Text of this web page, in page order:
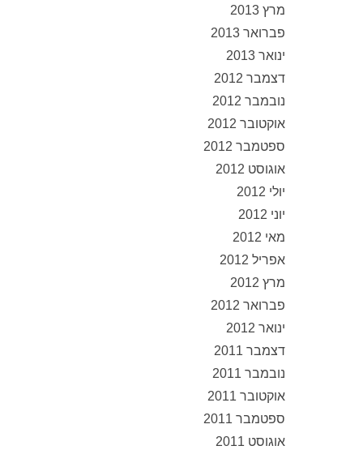
מרץ 2013
פברואר 2013
ינואר 2013
דצמבר 2012
נובמבר 2012
אוקטובר 2012
ספטמבר 2012
אוגוסט 2012
יולי 2012
יוני 2012
מאי 2012
אפריל 2012
מרץ 2012
פברואר 2012
ינואר 2012
דצמבר 2011
נובמבר 2011
אוקטובר 2011
ספטמבר 2011
אוגוסט 2011